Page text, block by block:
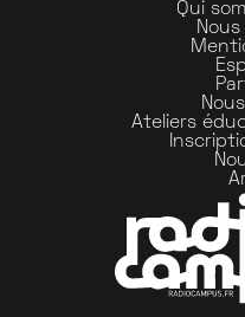
Qui
Ateliers